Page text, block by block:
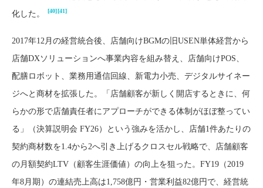
化した。
[40][41]
2017年12月の経営統合後、店舗向けBGMの旧USEN単体経営から
店舗DXソリューションへ事業内容を組み替え、店舗向けPOS、
配膳ロボット、業務用通信回線、新電力小売、デジタルサイネー
ジへと商材を拡張した。「店舗顧客が新しく開店するときに、何
らかの形で店舗責任者にアプローチができる体制がほぼ整ってい
る」（決算説明会 FY26）という強みを活かし、店舗1件あたりの
契約商材数を1.4から2へ引き上げるクロスセル戦略で、店舗顧客
の月額契約LTV（顧客生涯価値）の向上を狙った。FY19（2019
年8月期）の連結売上高は1,758億円・営業利益82億円で、経営統